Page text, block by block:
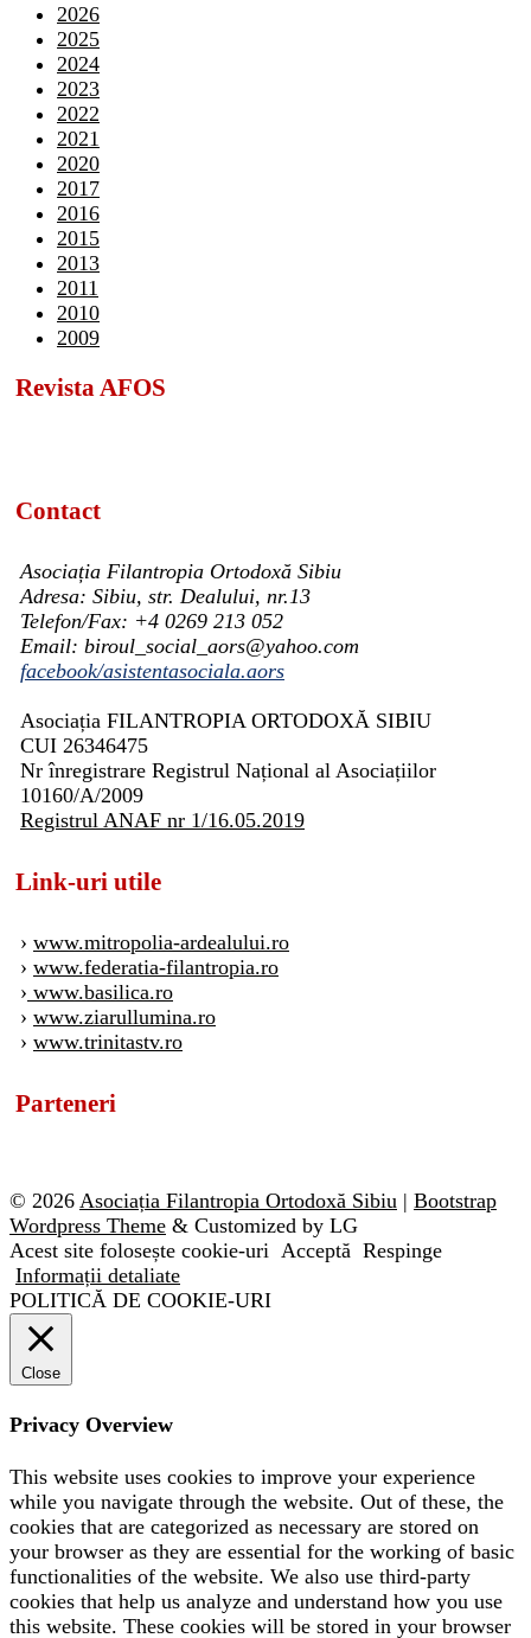
2026
2025
2024
2023
2022
2021
2020
2017
2016
2015
2013
2011
2010
2009
Revista AFOS
Contact
Asociația Filantropia Ortodoxă Sibiu
Adresa: Sibiu, str. Dealului, nr.13
Telefon/Fax: +4 0269 213 052
Email: biroul_social_aors@yahoo.com
facebook/asistentasociala.aors
Asociația FILANTROPIA ORTODOXĂ SIBIU
CUI 26346475
Nr înregistrare Registrul Național al Asociațiilor
10160/A/2009
Registrul ANAF nr 1/16.05.2019
Link-uri utile
› www.mitropolia-ardealului.ro
› www.federatia-filantropia.ro
› www.basilica.ro
› www.ziarullumina.ro
› www.trinitastv.ro
Parteneri
© 2026 Asociația Filantropia Ortodoxă Sibiu | Bootstrap
Wordpress Theme & Customized by LG
Acest site folosește cookie-uri Acceptă Respinge
Informații detaliate
POLITICĂ DE COOKIE-URI
Close
Privacy Overview
This website uses cookies to improve your experience
while you navigate through the website. Out of these, the
cookies that are categorized as necessary are stored on
your browser as they are essential for the working of basic
functionalities of the website. We also use third-party
cookies that help us analyze and understand how you use
this website. These cookies will be stored in your browser